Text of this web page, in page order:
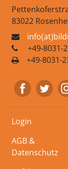
83022
+49-8031-
+49-8031-
Login
AGB &
Datenschutz